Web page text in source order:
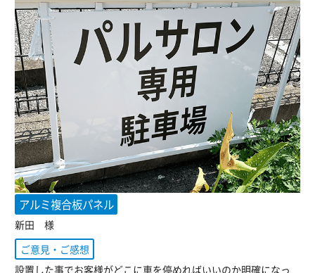
アルミ複合板パネル
新田 様
ご意見・ご感想
設置した事でお客様がどこに車を停めればいいのか明確になっ